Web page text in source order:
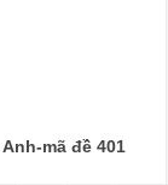
mã đề 401